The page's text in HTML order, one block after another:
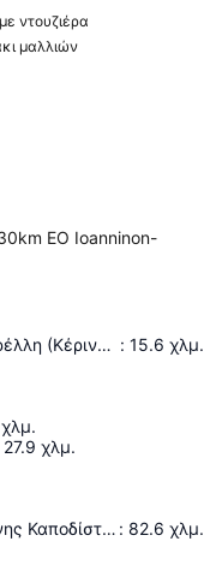
ντουζιέρα
μαλλιών
EO Ioanninon-
Μουσείο Ελληνικής Ιστορίας Παύλου Βρέλλη (Κέρινων Ομοιωμάτων) : 15.6 χλμ.
χλμ.
27.9 χλμ.
Διεθνής Αερολιμένας Κέρκυρας «Ιωάννης Καποδίστριας» : 82.6 χλμ.